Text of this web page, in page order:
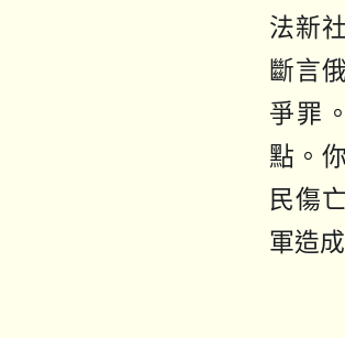
法新
斷言
爭罪
點。
民傷
軍造